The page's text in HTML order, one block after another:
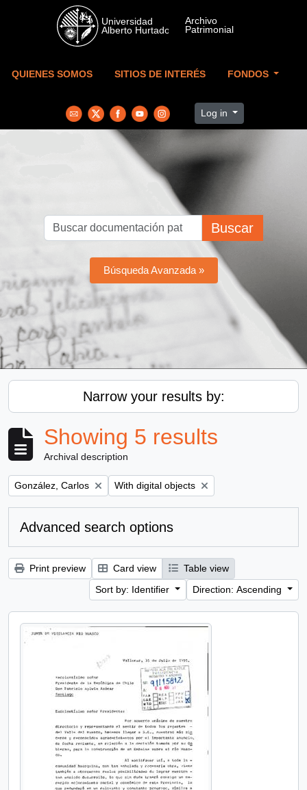
Skip to main content
QUIENES SOMOS SITIOS DE INTERÉS FONDOS
Log in
Buscar
Búsqueda Avanzada »
Narrow your results by:
Showing 5 results
Archival description
Remove filter:
González, Carlos Remove filter:
With digital objects
Advanced search options
Print preview Card view
Table view
Sort by: Identifier
Direction: Ascending